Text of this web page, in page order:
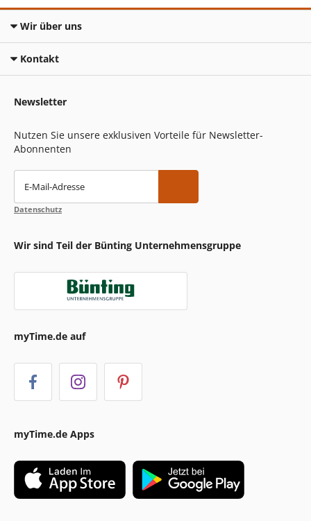
Wir über uns
Kontakt
Newsletter
Nutzen Sie unsere exklusiven Vorteile für Newsletter-
Abonnenten
E-Mail-Adresse
Datenschutz
Wir sind Teil der Bünting Unternehmensgruppe
myTime.de auf
myTime.de Apps